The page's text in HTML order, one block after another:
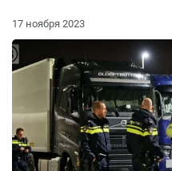
17 ноября 2023